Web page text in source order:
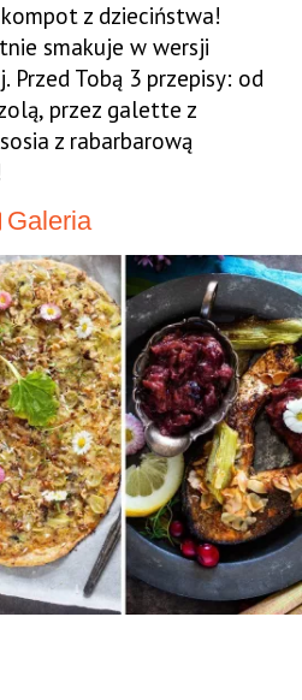
z dzieciństwa!
smakuje w wersji
Tobą 3 przepisy: od
przez galette z
z rabarbarową
Galeria